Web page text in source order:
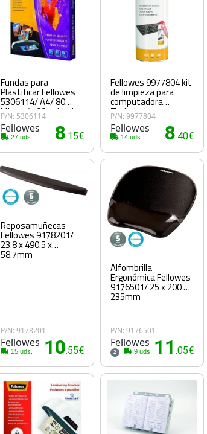
Fundas para
Plastificar Fellowes
5306114/ A4/ 80
Micras/ 100 unidades
P/N: 5306114
Fellowes
27 uds. 8.15€
Fellowes 9977804 kit
de limpieza para
computadora
Teclado, Impresora,
Universal Limpiador
de aire comprimido
para limpieza de
equipos 400 ml
P/N: 9977804
Fellowes
14 uds. 8.40€
Reposamuñecas
Fellowes 9178201/
23.8 x 490.5 x
58.7mm
P/N: 9178201
Fellowes
15 uds. 10.55€
Alfombrilla
Ergonómica Fellowes
9176501/ 25 x 200 x
235mm
P/N: 9176501
Fellowes
2 9 uds. 11 .05€